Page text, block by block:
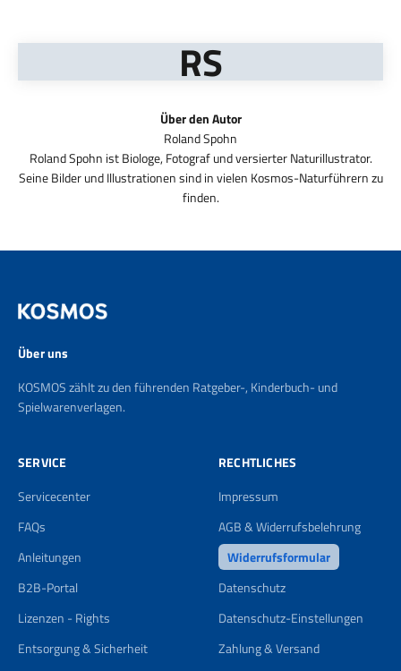
RS
Über den Autor
Roland Spohn ist Biologe, Fotograf und versierter Naturillustrator.
Seine Bilder und Illustrationen sind in vielen Kosmos-Naturführern zu
finden.
Über uns
KOSMOS zählt zu den führenden Ratgeber-, Kinderbuch- und
Spielwarenverlagen.
SERVICE
Servicecenter
FAQs
Anleitungen
B2B-Portal
Lizenzen - Rights
Entsorgung & Sicherheit
RECHTLICHES
Impressum
AGB & Widerrufsbelehrung
Widerrufsformular
Datenschutz
Datenschutz-Einstellungen
Zahlung & Versand